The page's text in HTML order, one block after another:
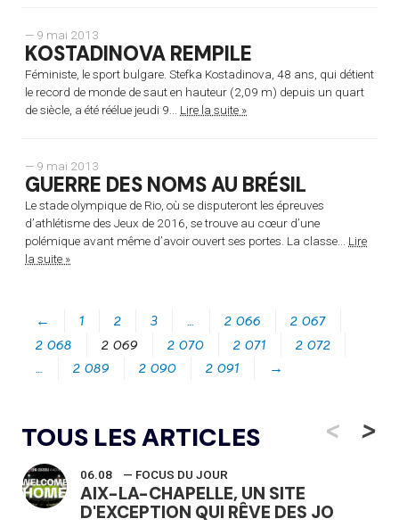
— 9 mai 2013
KOSTADINOVA REMPILE
Féministe, le sport bulgare. Stefka Kostadinova, 48 ans, qui détient
le record de monde de saut en hauteur (2,09 m) depuis un quart
de siècle, a été réélue jeudi 9... Lire la suite »
— 9 mai 2013
GUERRE DES NOMS AU BRÉSIL
Le stade olympique de Rio, où se disputeront les épreuves
d’athlétisme des Jeux de 2016, se trouve au cœur d’une
polémique avant même d’avoir ouvert ses portes. La classe... Lire
la suite »
← 1 2 3 … 2 066
2 067
2 068
2 069 2 070 2 071
2 072
…
2 089 2 090 2 091 →
TOUS LES ARTICLES <
06.08 — FOCUS DU JOUR
AIX-LA-CHAPELLE, UN SITE
D'EXCEPTION QUI RÊVE DES JO
>